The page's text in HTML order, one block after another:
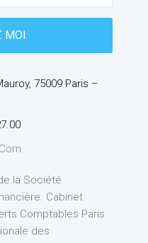
75009 Paris –
la Société
Cabinet
Comptables Paris
des